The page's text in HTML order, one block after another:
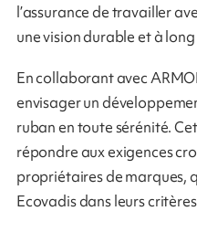
l’assurance de travailler
une vision durable et à
En collaborant avec
envisager un
ruban en toute sérénité.
répondre aux exigences
propriétaires de marques,
Ecovadis dans leurs